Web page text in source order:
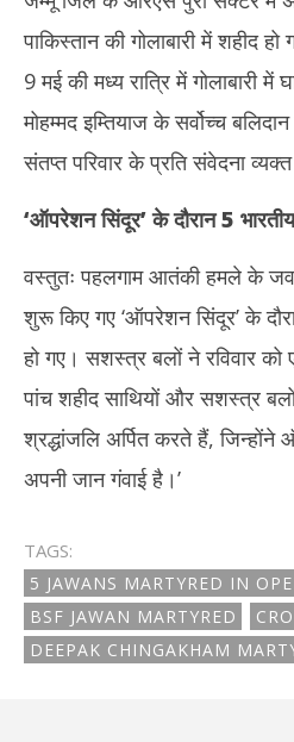
पाकिस्तान की गोलाबारी में शहीद
9 मई की मध्य रात्रि में गोलाबारी
मोहम्मद इम्तियाज के सर्वोच्च
संतप्त परिवार के प्रति संवेदना
‘ऑपरेशन सिंदूर’ के दौरान 5
वस्तुतः पहलगाम आतंकी हमले के
शुरू किए गए ‘ऑपरेशन सिंदूर’ के
हो गए। सशस्त्र बलों ने रविवार
पांच शहीद साथियों और सशस्त्र
श्रद्धांजलि अर्पित करते हैं,
अपनी जान गंवाई है।’
TAGS:
5 JAWANS MARTYRED IN
BSF JAWAN MARTYRED
DEEPAK CHINGAKHAM